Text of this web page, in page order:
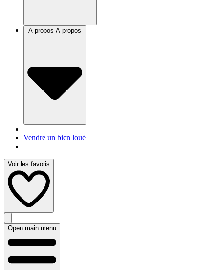
A propos
Vendre un bien loué
Voir les favoris
Open main menu